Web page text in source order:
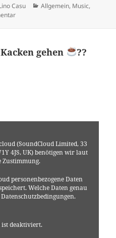
Casu Kategorien
Allgemein, Music,
zu Nesh Vonk – Mein Kopf ?
gehen ??
(SoundCloud Limited, 33
4JS, UK) benötigen wir laut
Zustimmung.
personenbezogene Daten
Welche Daten genau
ist deaktiviert.